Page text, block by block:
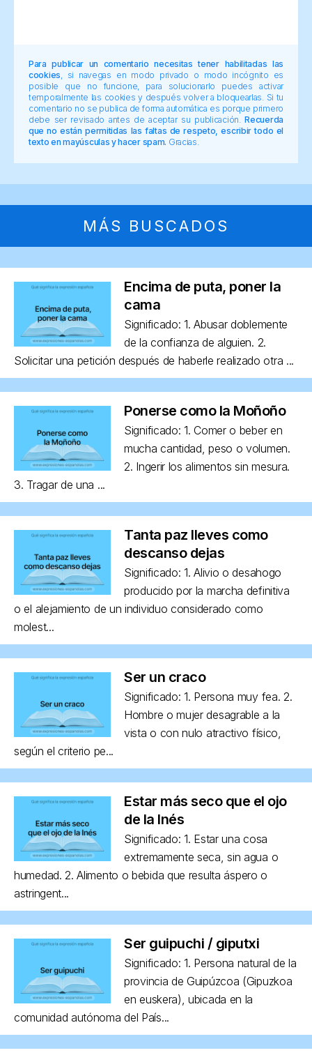
Para publicar un comentario necesitas tener habilitadas las
cookies , si navegas en modo privado o modo incógnito es
posible que no funcione, para solucionarlo puedes activar
temporalmente las cookies y después volver a bloquearlas. Si tu
comentario no se publica de forma automática es porque primero
debe ser revisado antes de aceptar su publicación.Recuerda
que no están permitidas las faltas de respeto, escribir todo el
texto en mayúsculas y hacer spam. Gracias.
MÁS BUSCADOS
Encima de puta, poner la
cama
Significado: 1. Abusar doblemente
de la confianza de alguien. 2.
Solicitar una petición después de haberle realizado otra ...
Ponerse como la Moñoño
Significado: 1. Comer o beber en
mucha cantidad, peso o volumen.
2. Ingerir los alimentos sin mesura.
3. Tragar de una ...
Tanta paz lleves como
descanso dejas
Significado: 1. Alivio o desahogo
producido por la marcha definitiva
o el alejamiento de un individuo considerado como
molest...
Ser un craco
Significado: 1. Persona muy fea. 2.
Hombre o mujer desagrable a la
vista o con nulo atractivo físico,
según el criterio pe...
Estar más seco que el ojo
de la Inés
Significado: 1. Estar una cosa
extremamente seca, sin agua o
humedad. 2. Alimento o bebida que resulta áspero o
astringent...
Ser guipuchi / giputxi
Significado: 1. Persona natural de la
provincia de Guipúzcoa (Gipuzkoa
en euskera), ubicada en la
comunidad autónoma del País...